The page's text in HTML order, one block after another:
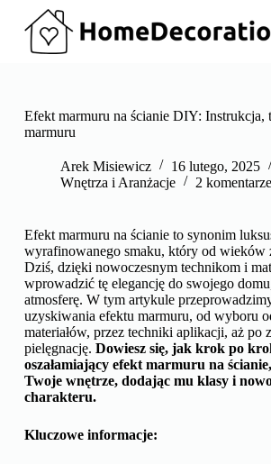
d
Efekt marmuru na ścianie DIY: Instrukcja,
marmuru
Arek Misiewicz
16 lutego, 2025
Wnętrza i Aranżacje
2 komentarze
Efekt marmuru na ścianie to synonim
wyrafinowanego smaku, który od wieków
Dziś, dzięki nowoczesnym technikom i
wprowadzić tę elegancję do swojego
atmosferę. W tym artykule
uzyskiwania efektu marmuru, od wyboru
materiałów, przez techniki aplikacji, aż po
pielęgnację. Dowiesz się, jak krok po
oszałamiający efekt marmuru na
Twoje wnętrze, dodając mu klasy i
charakteru.
Kluczowe informacje: